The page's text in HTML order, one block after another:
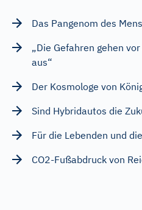
Das Pangenom des
„Die Gefahren gehen
aus“
Der Kosmologe von
Sind Hybridautos die
Für die Lebenden und
CO2-Fußabdruck von